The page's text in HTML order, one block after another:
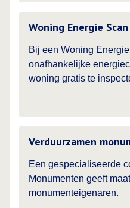
Woning Energie Scan
Bij een Woning
onafhankelijke
woning gratis te
Verduurzamen
Een gespecialiseerde
Monumenten geeft
monumenteigenaren.